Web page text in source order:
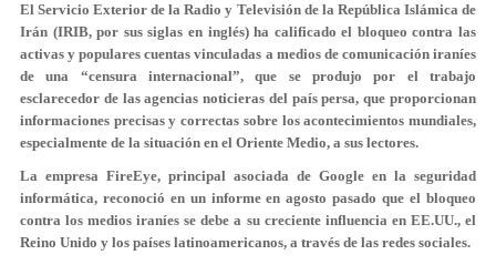
El Servicio Exterior de la Radio y Televisión de la República Islámica de
Irán (IRIB, por sus siglas en inglés) ha calificado el bloqueo contra las
activas y populares cuentas vinculadas a medios de comunicación iraníes
de una “censura internacional”, que se produjo por el trabajo
esclarecedor de las agencias noticieras del país persa, que proporcionan
informaciones precisas y correctas sobre los acontecimientos mundiales,
especialmente de la situación en el Oriente Medio, a sus lectores.
La empresa FireEye, principal asociada de Google en la seguridad
informática, reconoció en un informe en agosto pasado que el bloqueo
contra los medios iraníes se debe a su creciente influencia en EE.UU., el
Reino Unido y los países latinoamericanos, a través de las redes sociales.